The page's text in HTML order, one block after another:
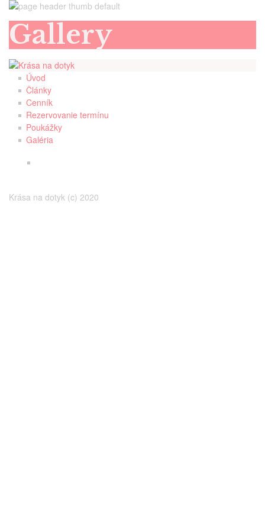
Gallery
Úvod
Články
Cenník
Rezervovanie termínu
Poukážky
Galéria
Krása na dotyk (c) 2020